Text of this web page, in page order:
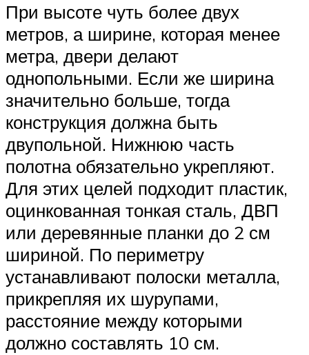
При высоте чуть более двух
метров, а ширине, которая менее
метра, двери делают
однопольными. Если же ширина
значительно больше, тогда
конструкция должна быть
двупольной. Нижнюю часть
полотна обязательно укрепляют.
Для этих целей подходит пластик,
оцинкованная тонкая сталь, ДВП
или деревянные планки до 2 см
шириной. По периметру
устанавливают полоски металла,
прикрепляя их шурупами,
расстояние между которыми
должно составлять 10 см.